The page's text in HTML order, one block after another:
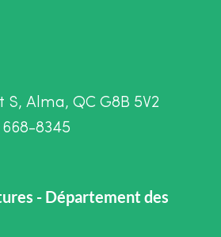
S, Alma, QC G8B 5V2
668-8345
- Département des